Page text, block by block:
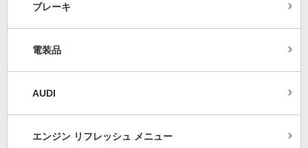
ブレーキ
電装品
AUDI
エンジン リフレッシュ メニュー